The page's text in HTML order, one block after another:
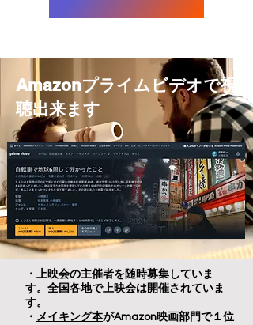
Amazonプライムビデオで視
聴出来ます
・上映会の主催者を随時募集していま
す。全国各地で上映会は開催されていま
す。
​・ メイキング本がAmazon映画部門で１位